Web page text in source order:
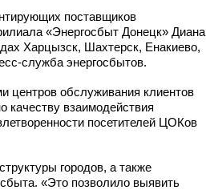
поставщиков
«Энергосбыт Донецк» Диана
Харцызск, Шахтерск, Енакиево,
служба энергосбытов.
центров обслуживания клиентов
взаимодействия
посетителей ЦОКов
городов, а также
«Это позволило выявить